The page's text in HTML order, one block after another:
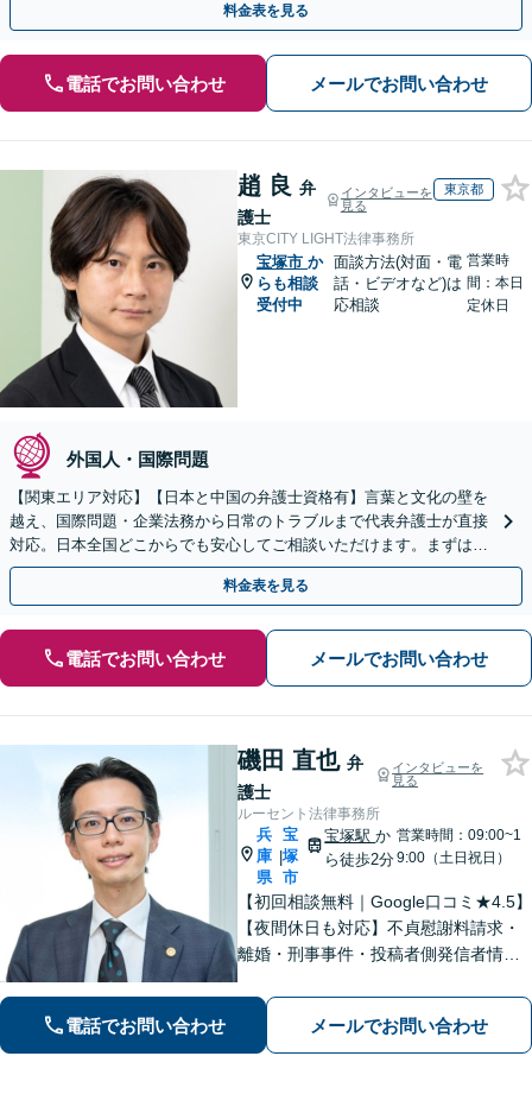
料金表を見る
電話でお問い合わせ メールでお問い合わせ
趙 良 弁
護士
インタビューを
見る
東京都
東京CITY LIGHT法律事務所
宝塚市 か
らも相談
受付中
面談方法(対面・電
話・ビデオなど)は
応相談
営業時
間：本日
定休日
外国人・国際問題
【関東エリア対応】【日本と中国の弁護士資格有】言葉と文化の壁を
越え、国際問題・企業法務から日常のトラブルまで代表弁護士が直接
対応。日本全国どこからでも安心してご相談いただけます。まずは一
歩を踏み出してみませんか。【初回相談無料】
料金表を見る
電話でお問い合わせ メールでお問い合わせ
磯田 直也 弁
護士
インタビューを
見る
ルーセント法律事務所
兵
庫
県
|
宝
塚
市
宝塚駅か
ら徒歩2分
営業時間：09:00~1
9:00（土日祝日）
【初回相談無料｜Google口コミ★4.5】
【夜間休日も対応】不貞慰謝料請求・
離婚・刑事事件・投稿者側発信者情報
メイドのサービスで問題解決や事業の
推進を強力にサポート【宝塚駅徒歩2分
｜電話・WEB面談で全国対応】
電話でお問い合わせ メールでお問い合わせ